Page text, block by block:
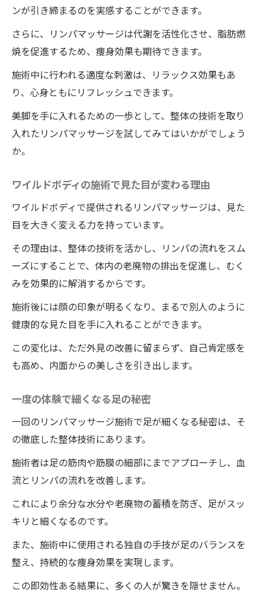
ンが引き締まるのを実感することができます。
さらに、リンパマッサージは代謝を活性化させ、脂肪燃
焼を促進するため、痩身効果も期待できます。
施術中に行われる適度な刺激は、リラックス効果もあ
り、心身ともにリフレッシュできます。
美脚を手に入れるための一歩として、整体の技術を取り
入れたリンパマッサージを試してみてはいかがでしょう
か。
ワイルドボディの施術で見た目が変わる理由
ワイルドボディで提供されるリンパマッサージは、見た
目を大きく変える力を持っています。
その理由は、整体の技術を活かし、リンパの流れをスム
ーズにすることで、体内の老廃物の排出を促進し、むく
みを効果的に解消するからです。
施術後には顔の印象が明るくなり、まるで別人のように
健康的な見た目を手に入れることができます。
この変化は、ただ外見の改善に留まらず、自己肯定感を
も高め、内面からの美しさを引き出します。
一度の体験で細くなる足の秘密
一回のリンパマッサージ施術で足が細くなる秘密は、そ
の徹底した整体技術にあります。
施術者は足の筋肉や筋膜の細部にまでアプローチし、血
流とリンパの流れを改善します。
これにより余分な水分や老廃物の蓄積を防ぎ、足がスッ
キリと細くなるのです。
また、施術中に使用される独自の手技が足のバランスを
整え、持続的な痩身効果を実現します。
この即効性ある結果に、多くの人が驚きを隠せません。